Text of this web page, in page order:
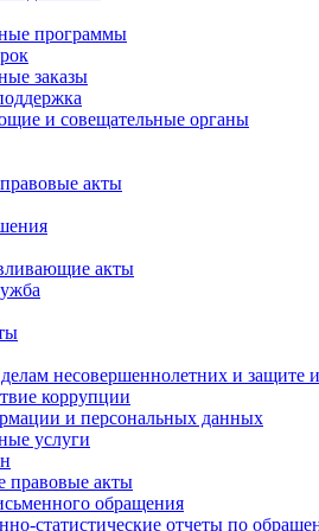
программы
заказы
и совещательные органы
акты
акты
несовершеннолетних и защите
коррупции
и персональных данных
услуги
правовые акты
обращения
статистические отчеты по